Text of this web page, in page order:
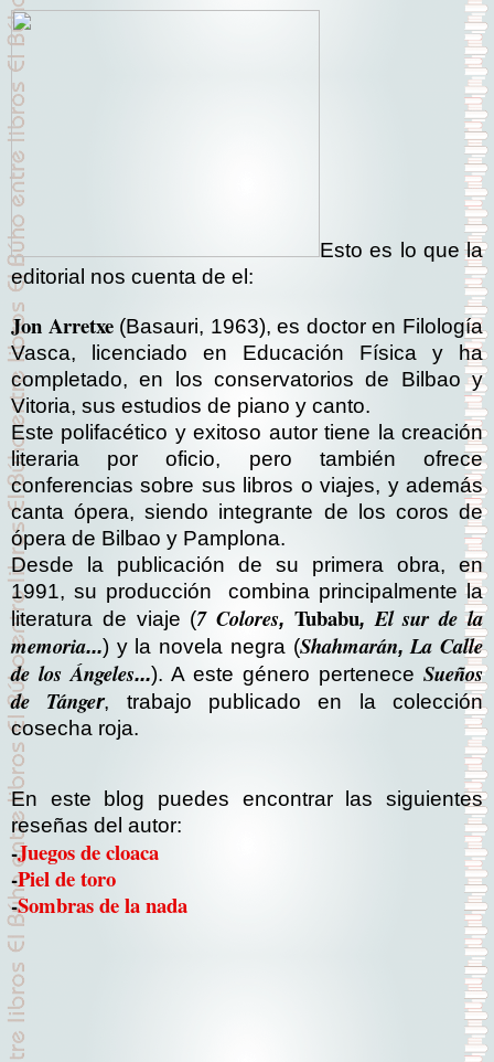
Esto es lo que la
editorial nos cuenta de el:
Jon Arretxe(Basauri, 1963), es doctor en Filología
Vasca, licenciado en Educación Física y ha
completado, en los conservatorios de Bilbao y
Vitoria, sus estudios de piano y canto.
Este polifacético y exitoso autor tiene la creación
literaria por oficio, pero también ofrece
conferencias sobre sus libros o viajes, y además
canta ópera, siendo integrante de los coros de
ópera de Bilbao y Pamplona.
Desde la publicación de su primera obra, en
1991, su producción combina principalmente la
literatura de viaje (7 Colores, Tubabu, El sur de la
memoria...) y la novela negra (Shahmarán, La Calle
de los Ángeles...). A este género pertenece Sueños
de Tánger, trabajo publicado en la colección
cosecha roja.
En este blog puedes encontrar las siguientes
reseñas del autor:
-Juegos de cloaca
-Piel de toro
-Sombras de la nada